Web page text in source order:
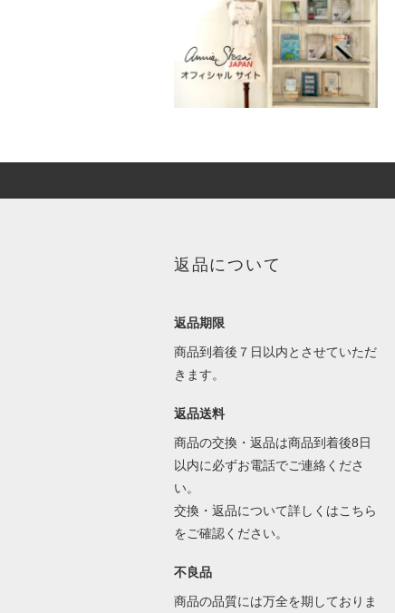
返品について
返品期限
商品到着後７日以内とさせていただ
きます。
返品送料
商品の交換・返品は商品到着後8日
以内に必ずお電話でご連絡くださ
い。
交換・返品について詳しくはこちら
をご確認ください。
不良品
商品の品質には万全を期しておりま